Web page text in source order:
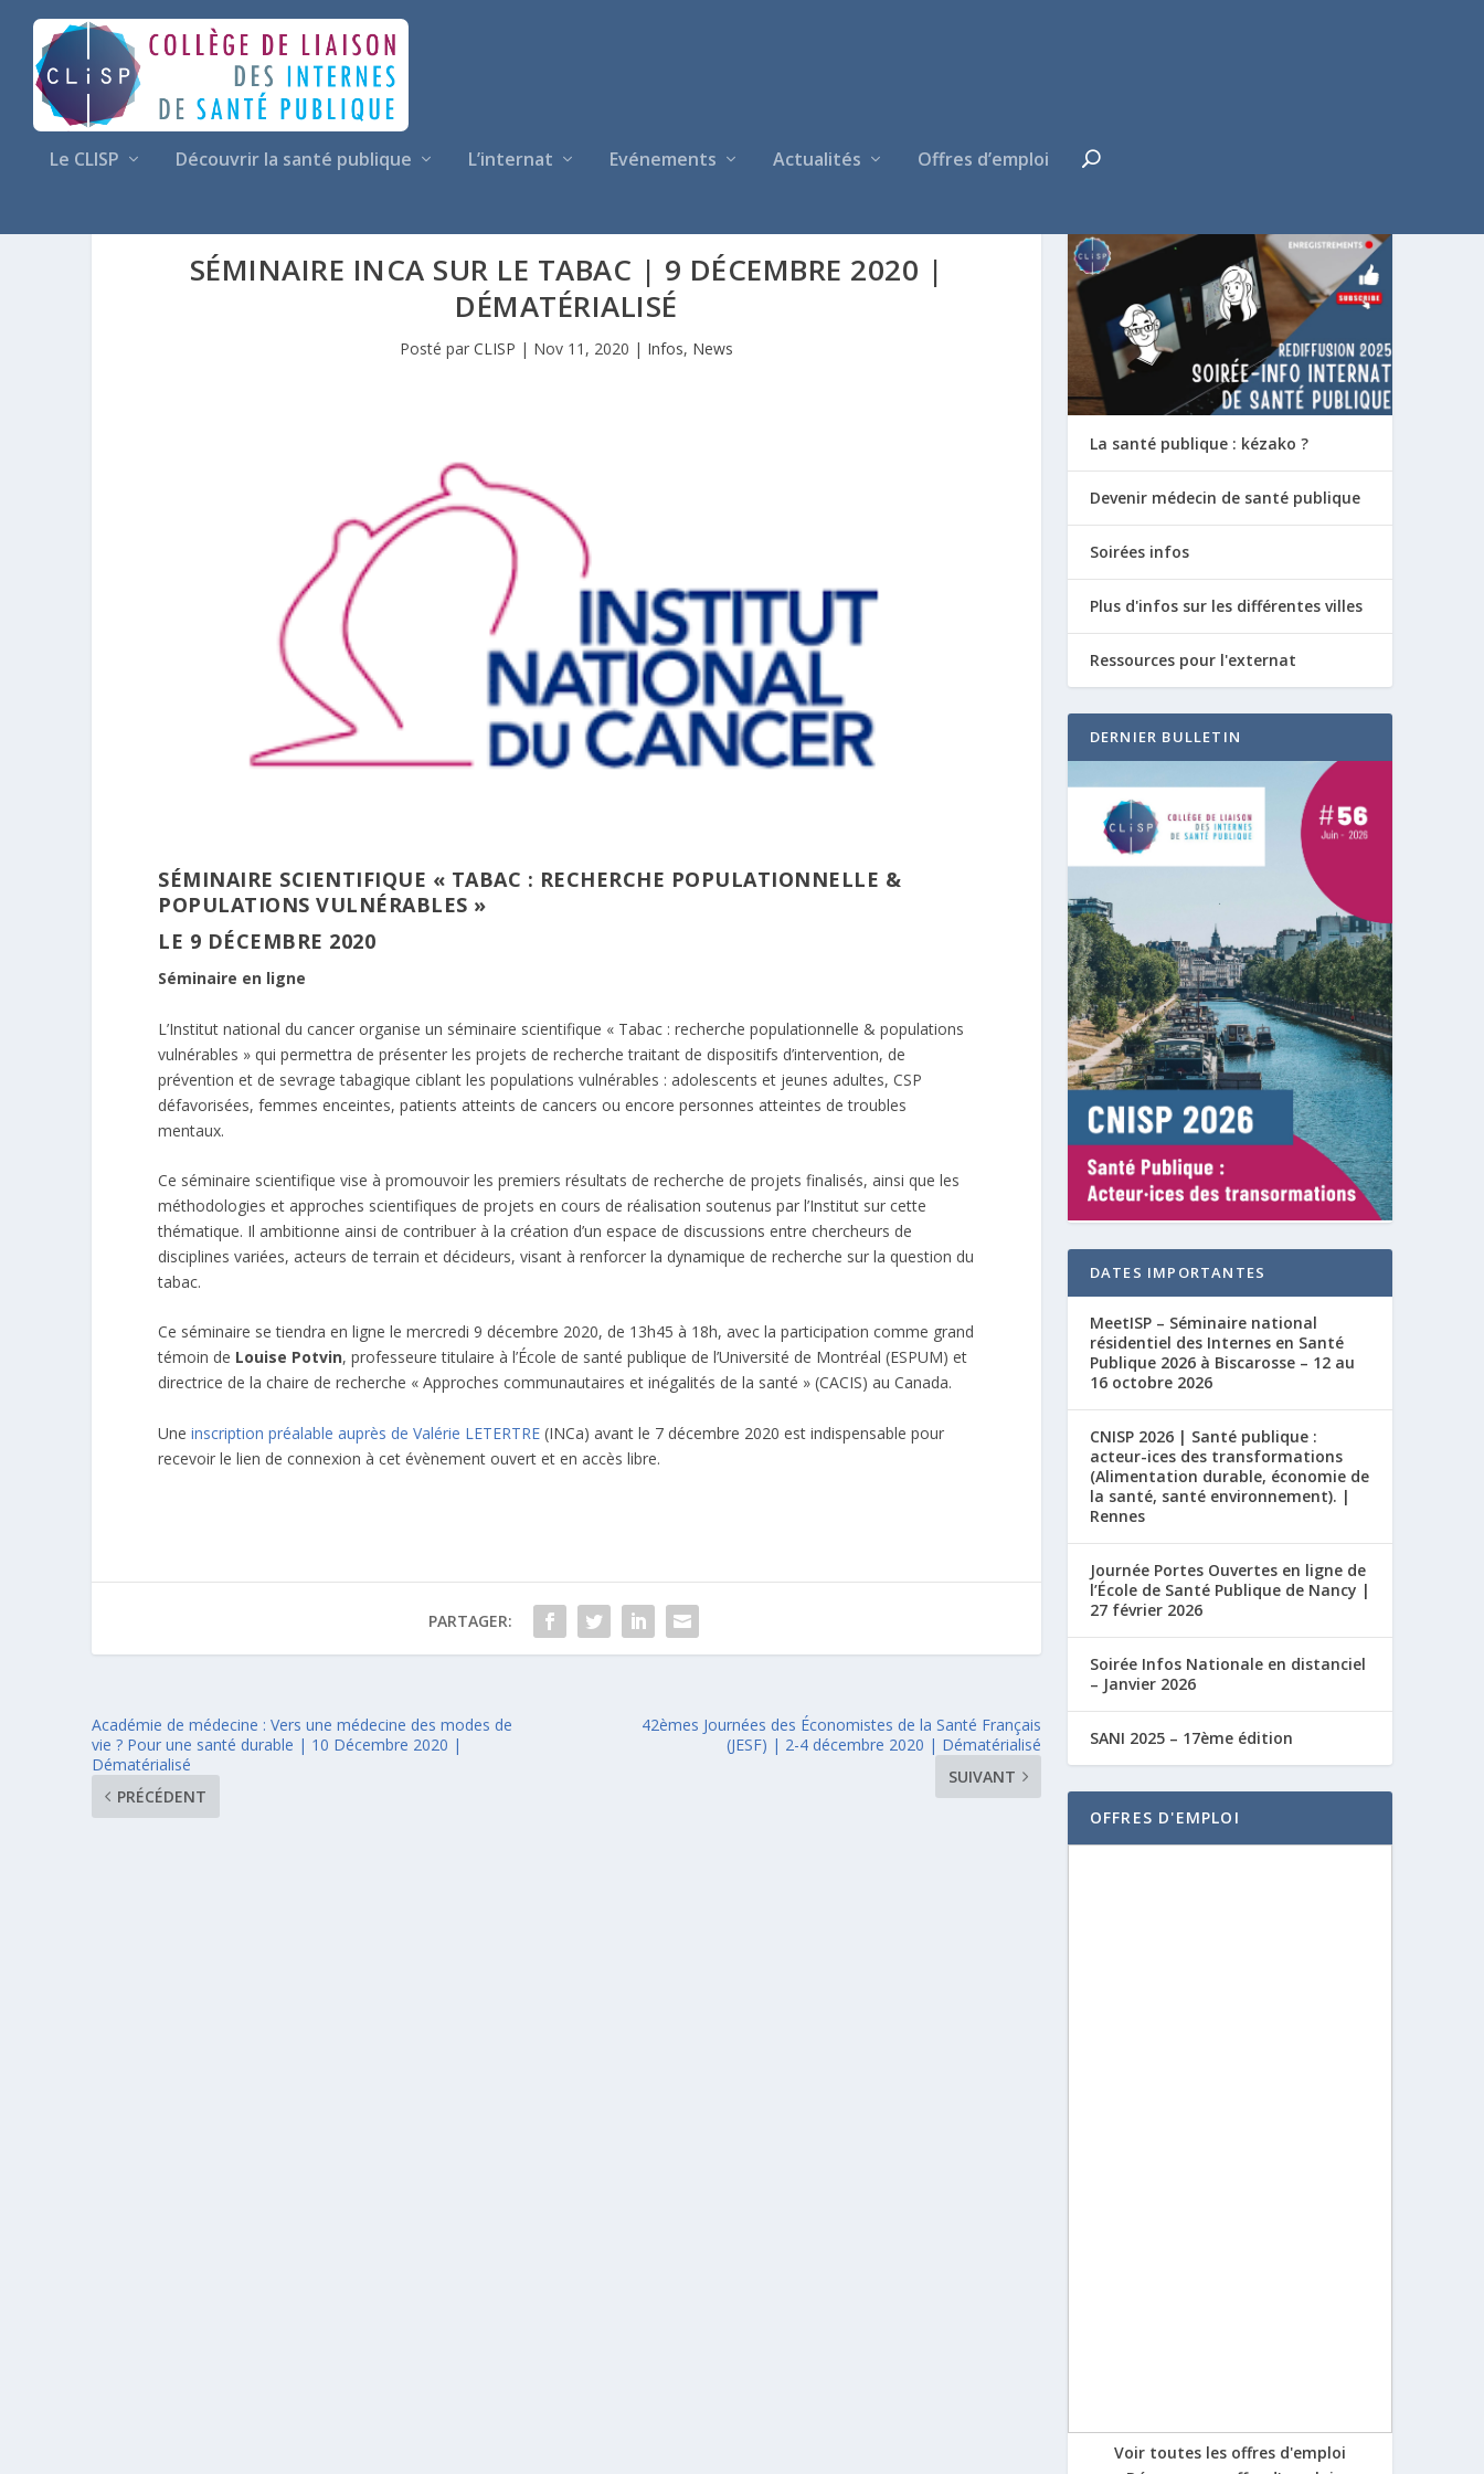
Le CLISP Découvrir la santé publique L’internat Evénements Actualités Offres d’emploi
SÉMINAIRE INCA SUR LE TABAC | 9 DÉCEMBRE 2020 |
DÉMATÉRIALISÉ
Posté par CLISP | Nov 11, 2020 | Infos, News
SÉMINAIRE SCIENTIFIQUE « TABAC : RECHERCHE POPULATIONNELLE &
POPULATIONS VULNÉRABLES »
LE 9 DÉCEMBRE 2020
Séminaire en ligne
L’Institut national du cancer organise un séminaire scientifique « Tabac : recherche populationnelle & populations
vulnérables » qui permettra de présenter les projets de recherche traitant de dispositifs d’intervention, de
prévention et de sevrage tabagique ciblant les populations vulnérables : adolescents et jeunes adultes, CSP
défavorisées, femmes enceintes, patients atteints de cancers ou encore personnes atteintes de troubles
mentaux.
Ce séminaire scientifique vise à promouvoir les premiers résultats de recherche de projets finalisés, ainsi que les
méthodologies et approches scientifiques de projets en cours de réalisation soutenus par l’Institut sur cette
thématique. Il ambitionne ainsi de contribuer à la création d’un espace de discussions entre chercheurs de
disciplines variées, acteurs de terrain et décideurs, visant à renforcer la dynamique de recherche sur la question du
tabac.
Ce séminaire se tiendra en ligne le mercredi 9 décembre 2020, de 13h45 à 18h, avec la participation comme grand
témoin de Louise Potvin, professeure titulaire à l’École de santé publique de l’Université de Montréal (ESPUM) et
directrice de la chaire de recherche « Approches communautaires et inégalités de la santé » (CACIS) au Canada.
Une inscription préalable auprès de Valérie LETERTRE (INCa) avant le 7 décembre 2020 est indispensable pour
recevoir le lien de connexion à cet évènement ouvert et en accès libre.
PARTAGER:
Académie de médecine : Vers une médecine des modes de
vie ? Pour une santé durable | 10 Décembre 2020 |
Dématérialisé
PRÉCÉDENT
42èmes Journées des Économistes de la Santé Français
(JESF) | 2-4 décembre 2020 | Dématérialisé
SUIVANT
La santé publique : kézako ?
Devenir médecin de santé publique
Soirées infos
Plus d'infos sur les différentes villes
Ressources pour l'externat
DERNIER BULLETIN
DATES IMPORTANTES
MeetISP – Séminaire national
résidentiel des Internes en Santé
Publique 2026 à Biscarosse – 12 au
16 octobre 2026
CNISP 2026 | Santé publique :
acteur-ices des transformations
(Alimentation durable, économie de
la santé, santé environnement). |
Rennes
Journée Portes Ouvertes en ligne de
l’École de Santé Publique de Nancy |
27 février 2026
Soirée Infos Nationale en distanciel
– Janvier 2026
SANI 2025 – 17ème édition
OFFRES D'EMPLOI
Voir toutes les offres d'emploi